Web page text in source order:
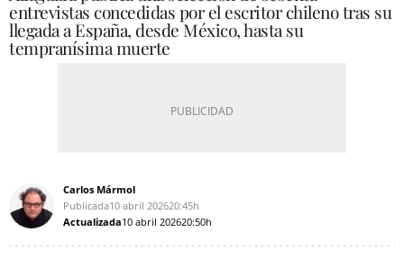
entrevistas concedidas por el escritor chileno tras su
llegada a España, desde México, hasta su
tempranísima muerte
Carlos Mármol
Publicada10 abril 202620:45h
Actualizada10 abril 202620:50h